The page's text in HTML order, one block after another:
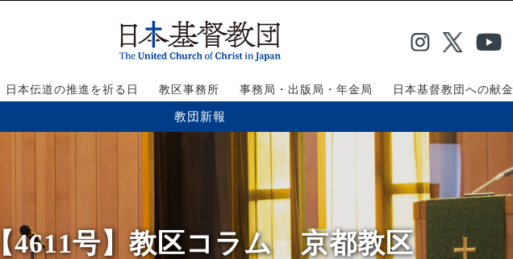
日本伝道の推進を祈る日 教区事務所 事務局・出版局・年金局 日本基督教団への献金
教団新報
【4611号】教区コラム 京都教区